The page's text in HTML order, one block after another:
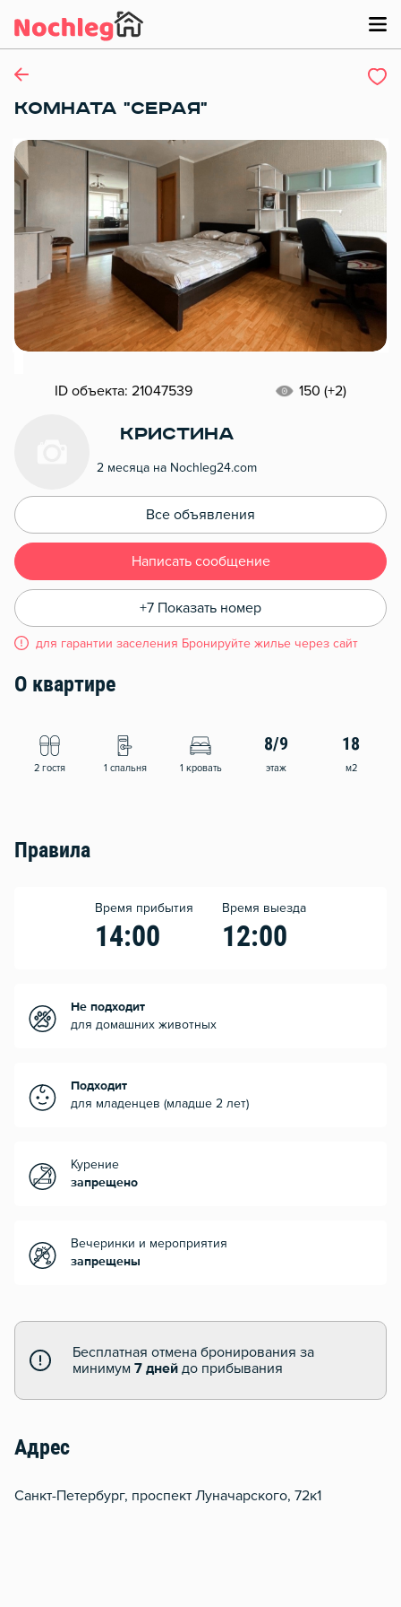
КОМНАТА "СЕРАЯ"
ID объекта: 21047539 150 (+2)
Кристина
2 месяца на Nochleg24.com
Все объявления
Написать сообщение
+7 Показать номер
для гарантии заселения Бронируйте жилье через сайт
О квартире
2 гостя 1 спальня 1 кровать
8/9
этаж
18
м2
Правила
Время прибытия
14:00
Время выезда
12:00
Не подходит
для домашних животных
Подходит
для младенцев (младше 2 лет)
Курение
запрещено
Вечеринки и мероприятия
запрещены
Бесплатная отмена бронирования за
минимум 7 дней до прибывания
Адрес
Санкт-Петербург, проспект Луначарского, 72к1